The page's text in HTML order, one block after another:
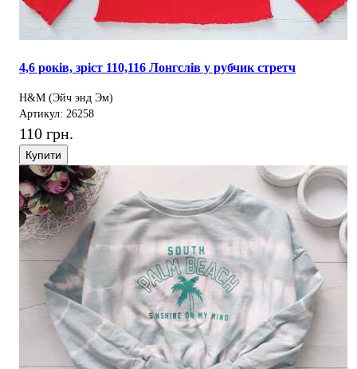
4,6 років, зріст 110,116 Лонгслів у рубчик стретч
H&M (Эйч энд Эм)
Артикул: 26258
110 грн.
Купити